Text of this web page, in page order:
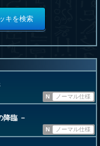
キを検索
N
ノーマル仕様
降臨 －
N
ノーマル仕様